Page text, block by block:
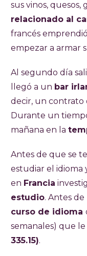
sus vinos, quesos,
relacionado al
francés
empezar a armar
Al segundo día
llegó a un bar
decir, un contrato
Durante un
mañana en la
Antes de que se
estudiar el idioma
en Francia
estudio. Antes
curso de idioma
semanales) que
335.15).